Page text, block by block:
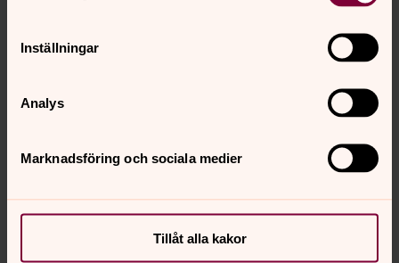
Inställningar
Analys
Marknadsföring och sociala medier
Tillåt alla kakor
Hur och varför behandlar vi dina
personuppgifter?
Tjänster i form av gravskötsel, inklusive fakturering, sker
inom ramen för ett avtal mellan
begravningsverksamheten eller dödsboet och
begravningsverksamheten. Detta utgör inte en del av
begravningsverksamheten och utgör därmed inte heller
myndighetsutövning.
När vi skickar ut erbjudande om gravskötsel gör vi det